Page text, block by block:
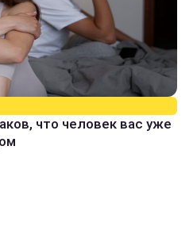
что человек вас уже